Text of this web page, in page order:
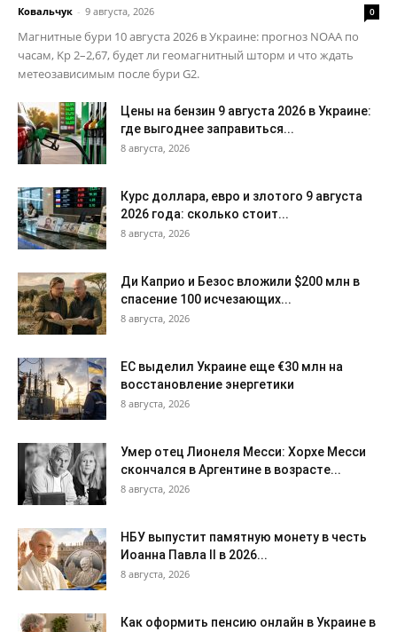
Ковальчук - 9 августа, 2026 0
Магнитные бури 10 августа 2026 в Украине: прогноз NOAA по
часам, Kp 2–2,67, будет ли геомагнитный шторм и что ждать
метеозависимым после бури G2.
Цены на бензин 9 августа 2026 в Украине:
где выгоднее заправиться...
8 августа, 2026
Курс доллара, евро и злотого 9 августа
2026 года: сколько стоит...
8 августа, 2026
Ди Каприо и Безос вложили $200 млн в
спасение 100 исчезающих...
8 августа, 2026
ЕС выделил Украине еще €30 млн на
восстановление энергетики
8 августа, 2026
Умер отец Лионеля Месси: Хорхе Месси
скончался в Аргентине в возрасте...
8 августа, 2026
НБУ выпустит памятную монету в честь
Иоанна Павла II в 2026...
8 августа, 2026
Как оформить пенсию онлайн в Украине в